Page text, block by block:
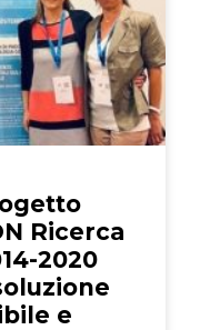
Ricerca
2020
e